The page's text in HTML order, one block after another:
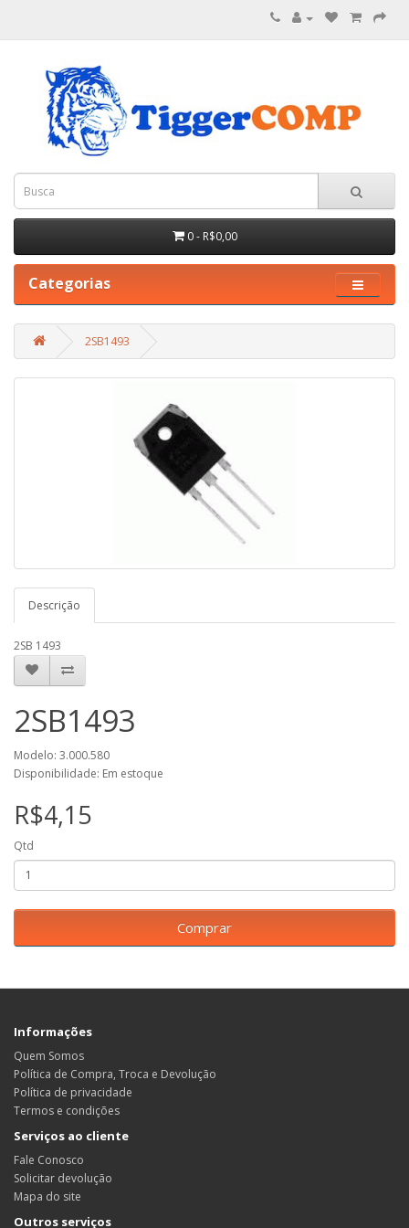
0 - R$0,00
Categorias
2SB1493
Descrição
2SB 1493
2SB1493
Modelo: 3.000.580
Disponibilidade: Em estoque
R$4,15
Qtd
Comprar
Informações
Quem Somos
Política de Compra, Troca e Devolução
Política de privacidade
Termos e condições
Serviços ao cliente
Fale Conosco
Solicitar devolução
Mapa do site
Outros serviços